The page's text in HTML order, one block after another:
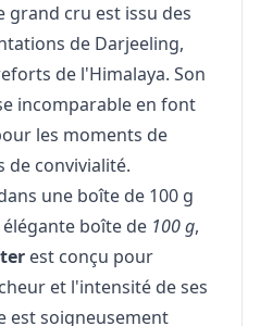
grand cru est issu des
de Darjeeling,
de l'Himalaya. Son
incomparable en font
les moments de
de convivialité.
une boîte de 100 g
boîte de 100 g,
est conçu pour
et l'intensité de ses
est soigneusement